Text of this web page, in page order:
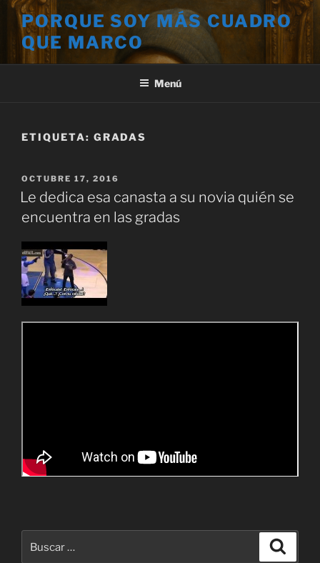
Saltar
contenido
PORQUE SOY MÁS CUADRO
QUE MARCO
Menú
ETIQUETA: GRADAS
PUBLICADO
EL
OCTUBRE 17, 2016
Le dedica esa canasta a su novia quién se
encuentra en las gradas
por: